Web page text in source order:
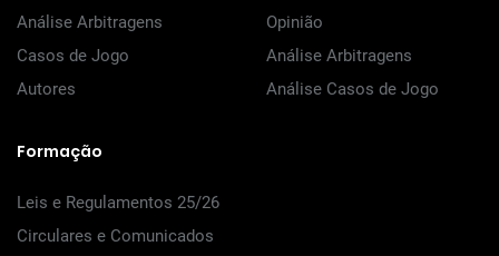
Análise Arbitragens
Casos de Jogo
Autores
Opinião
Análise Arbitragens
Análise Casos de Jogo
Formação
Leis e Regulamentos 25/26
Circulares e Comunicados